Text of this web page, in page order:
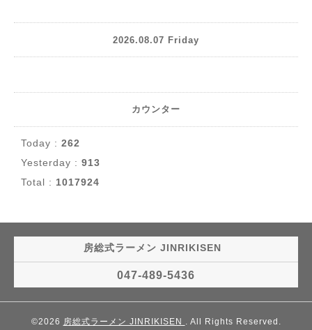
2026.08.07 Friday
カウンター
Today : 262
Yesterday : 913
Total : 1017924
房総式ラーメン JINRIKISEN
047-489-5436
©2026 房総式ラーメン JINRIKISEN . All Rights Reserved.